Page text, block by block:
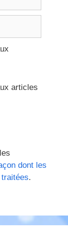
articles
dont les
.